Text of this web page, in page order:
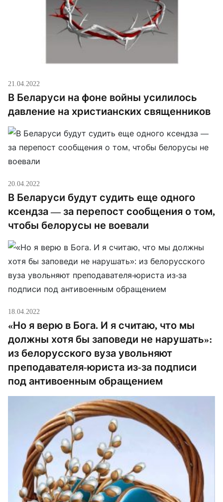
21.04.2022
В Беларуси на фоне войны усилилось
давление на христианских священников
20.04.2022
В Беларуси будут судить еще одного
ксендза — за перепост сообщения о том,
чтобы белорусы не воевали
18.04.2022
«Но я верю в Бога. И я считаю, что мы
должны хотя бы заповеди не нарушать»:
из белорусского вуза увольняют
преподавателя-юриста из-за подписи
под антивоенным обращением